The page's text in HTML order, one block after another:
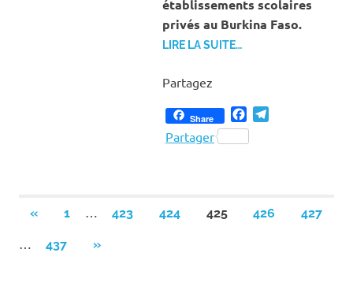
établissements scolaires
privés au Burkina Faso.
LIRE LA SUITE…
Partagez
Share Facebook
Partager
Pagination
des
«PREVIOUS
1 423 424 425 426 427
437
NEXT
»